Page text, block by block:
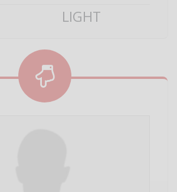
LIGHT